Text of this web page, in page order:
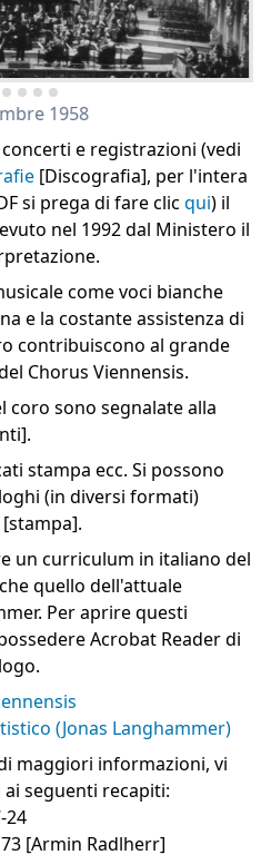
1958
e registrazioni (vedi
[Discografia], per l'intera
si prega di fare clic qui) il
nel 1992 dal Ministero il
come voci bianche
e la costante assistenza di
contribuiscono al grande
Chorus Viennensis.
coro sono segnalate alla
stampa ecc. Si possono
(in diversi formati)
[stampa].
un curriculum in italiano del
quello dell'attuale
Per aprire questi
Acrobat Reader di
(Jonas Langhammer)
maggiori informazioni, vi
seguenti recapiti:
24
[Armin Radlherr]